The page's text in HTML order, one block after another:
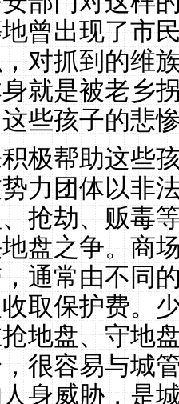
曾出现了市
对抓到的维
就是被老乡
些孩子的悲
极帮助这些
力团体以非
抢劫、贩毒
盘之争。商
通常由不同
取保护费。
地盘、守地
很容易与城
身威胁，是